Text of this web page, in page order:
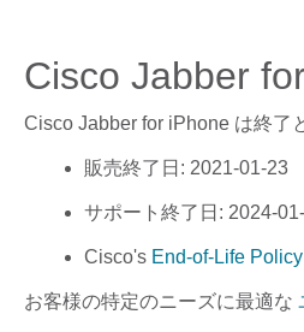
Cisco Jabber
Cisco Jabber for iPhone は終了
販売終了日 : 2021-01-23
サポート終了日 : 2024-
Cisco's End-of-Life Policy
お客様の特定のニーズに最適な